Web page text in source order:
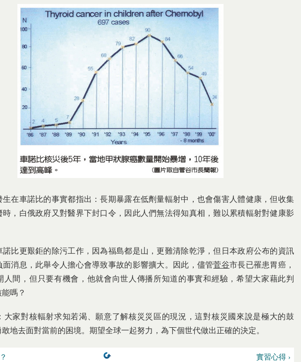
生在車諾比的事實都指出：長期暴露在低劑量輻射中，也會傷害人體健康，但收集
時，白俄政府又對醫界下封口令，因此人們無法得知真相，難以累積輻射對健康影
諾比更艱鉅的除污工作，因為福島都是山，更難清除乾淨，但日本政府公布的資訊
面消息，此舉令人擔心會導致事故的影響擴大。因此，儘管菅谷市長已罹患胃癌，
人間，但只要有機會，他就會向世人傳播所知道的事實和經驗，希望大家藉此判
嗎？
大家對核輻射求知若渴、願意了解核災災區的現況，這對核災國來說是極大的鼓
地去面對當前的困境。期望全球一起努力，為下個世代做出正確的決定。
實習心得 ›